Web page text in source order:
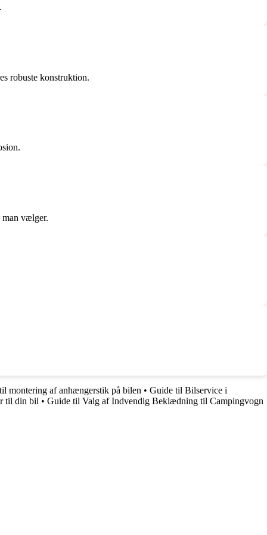
robuste konstruktion.
man vælger.
montering af anhængerstik på bilen • Guide til Bilservice i
til din bil • Guide til Valg af Indvendig Beklædning til Campingvogn